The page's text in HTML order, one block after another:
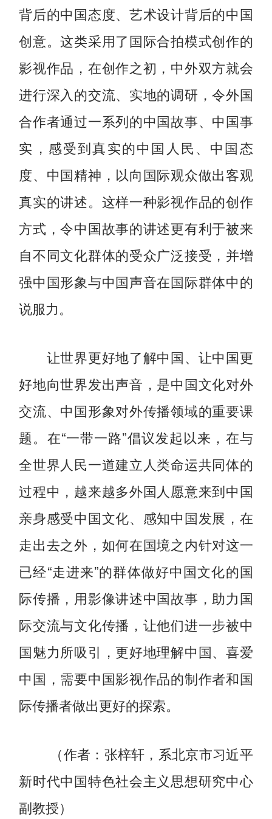
背后的中国态度、艺术设计背后的中国
创意。这类采用了国际合拍模式创作的
影视作品，在创作之初，中外双方就会
进行深入的交流、实地的调研，令外国
合作者通过一系列的中国故事、中国事
实，感受到真实的中国人民、中国态
度、中国精神，以向国际观众做出客观
真实的讲述。这样一种影视作品的创作
方式，令中国故事的讲述更有利于被来
自不同文化群体的受众广泛接受，并增
强中国形象与中国声音在国际群体中的
说服力。
让世界更好地了解中国、让中国更
好地向世界发出声音，是中国文化对外
交流、中国形象对外传播领域的重要课
题。在“一带一路”倡议发起以来，在与
全世界人民一道建立人类命运共同体的
过程中，越来越多外国人愿意来到中国
亲身感受中国文化、感知中国发展，在
走出去之外，如何在国境之内针对这一
已经“走进来”的群体做好中国文化的国
际传播，用影像讲述中国故事，助力国
际交流与文化传播，让他们进一步被中
国魅力所吸引，更好地理解中国、喜爱
中国，需要中国影视作品的制作者和国
际传播者做出更好的探索。
（作者：张梓轩，系北京市习近平
新时代中国特色社会主义思想研究中心
副教授）